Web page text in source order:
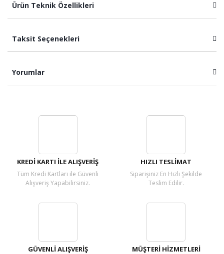
Ürün Teknik Özellikleri
Taksit Seçenekleri
Yorumlar
KREDİ KARTI İLE ALIŞVERİŞ
Tüm Kredi Kartları ile Güvenli
Alışveriş Yapabilirsiniz.
HIZLI TESLİMAT
Siparişiniz En Hızlı Şekilde
Teslim Edilir.
GÜVENLİ ALIŞVERİŞ MÜŞTERİ HİZMETLERİ